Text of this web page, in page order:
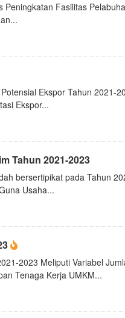
Fasilitas
Ekspor Tahun 2021-
Ekspor...
Tahun 2021-2023
bersertipikat pada Tahun
Usaha...
2023 Meliputi Variabel
Tenaga Kerja UMKM...